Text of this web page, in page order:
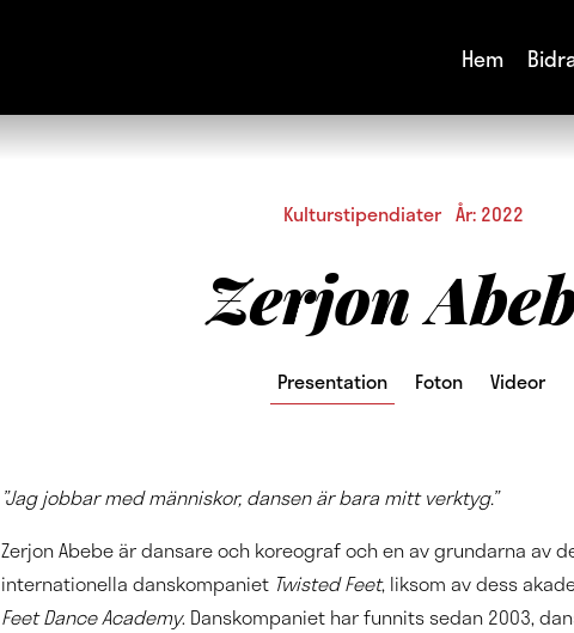
Hem
Kulturstipendiater År: 2022
Zerjon
Presentation Foton Videor
”Jag jobbar med människor, dansen är bara mitt verktyg.”
Zerjon Abebe är dansare och koreograf och en av grundarna av
internationella danskompaniet Twisted Feet, liksom av dess
Feet Dance Academy. Danskompaniet har funnits sedan 2003,